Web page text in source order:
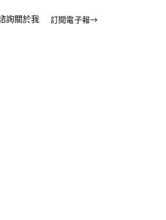
詢關於我 訂閱電子報→